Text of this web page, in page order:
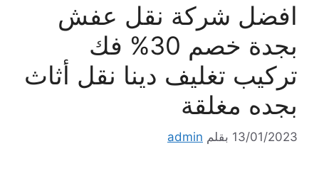
افضل شركة نقل عفش
بجدة خصم 30% فك
تركيب تغليف دينا نقل أثاث
بجده مغلقة
13/01/2023 بقلم admin